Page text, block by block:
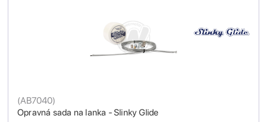
Opravná sada na lanka - Slinky Glide
(AB7040)